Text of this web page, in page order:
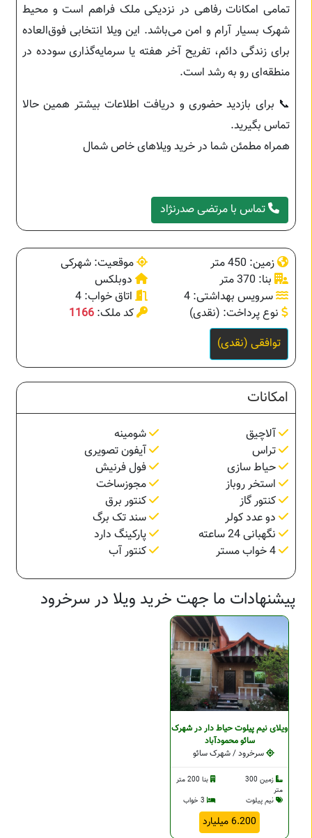
تمامی امکانات رفاهی در نزدیکی ملک فراهم است و محیط
شهرک بسیار آرام و امن می‌باشد. این ویلا انتخابی فوق‌العاده
برای زندگی دائم، تفریح آخر هفته یا سرمایه‌گذاری سودده در
منطقه‌ای رو به رشد است.
📞 برای بازدید حضوری و دریافت اطلاعات بیشتر همین حالا
تماس بگیرید.
همراه مطمئن شما در خرید ویلاهای خاص شمال
تماس با مرتضی صدرنژاد
زمین: 450 متر
موقعیت: شهرکی
بنا: 370 متر
دوبلکس
سرویس بهداشتی: 4
اتاق خواب: 4
نوع پرداخت: (نقدی)
کد ملک: 1166
توافقی (نقدی)
امکانات
آلاچیق
شومینه
تراس
آیفون تصویری
حیاط سازی
فول فرنیش
استخر روباز
مجوزساخت
کنتور گاز
کنتور برق
دو عدد کولر
سند تک برگ
نگهبانی 24 ساعته
پارکینگ دارد
کنتور آب
پیشنهادات ما جهت خرید ویلا در سرخرود
ویلای نیم پیلوت حیاط دار در شهرک
سائو محمودآباد
سرخرود / شهرک سائو
زمین 300
متر
بنا 200 متر
نیم پیلوت
6.200 میلیارد